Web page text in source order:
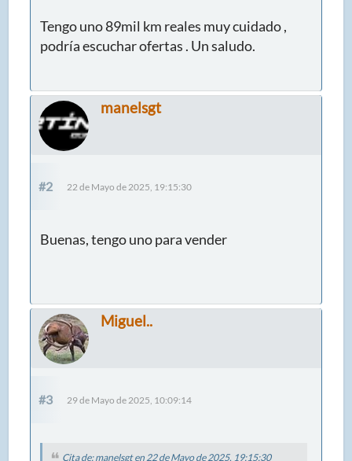
Tengo uno 89mil km reales muy cuidado ,
podría escuchar ofertas . Un saludo.
manelsgt
#2 22 de Mayo de 2025, 19:15:30
Buenas, tengo uno para vender
Miguel..
#3 29 de Mayo de 2025, 10:09:14
Cita de: manelsgt en 22 de Mayo de 2025, 19:15:30